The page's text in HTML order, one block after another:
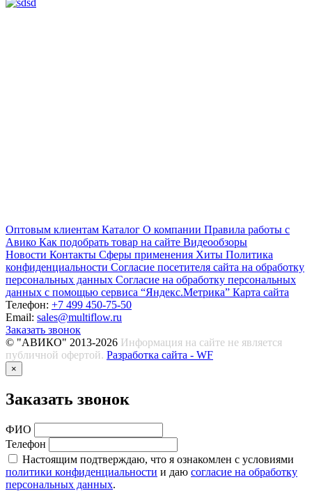
Оптовым клиентам Каталог О компании Правила работы с
Авико Как подобрать товар на сайте Видеообзоры
Новости Контакты Сферы применения Хиты Политика
конфиденциальности Согласие посетителя сайта на обработку
персональных данных Согласие на обработку персональных
данных с помощью сервиса “Яндекс.Метрика” Карта сайта
Телефон: +7 499 450-75-50
Email: sales@multiflow.ru
Заказать звонок
© "АВИКО" 2013-2026 Информация на сайте не является
публичной офертой. Разработка сайта - WF
×
Заказать звонок
ФИО
Телефон
Настоящим подтверждаю, что я ознакомлен с условиями
политики конфиденциальности и даю согласие на обработку
персональных данных.